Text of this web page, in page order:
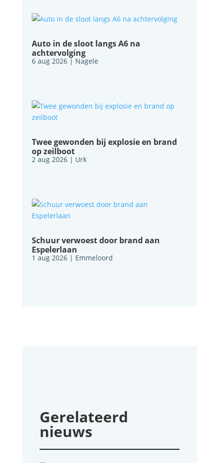
Auto in de sloot langs A6 na
achtervolging
6 aug 2026| Nagele
Twee gewonden bij explosie en brand
op zeilboot
2 aug 2026| Urk
Schuur verwoest door brand aan
Espelerlaan
1 aug 2026| Emmeloord
Gerelateerd
nieuws